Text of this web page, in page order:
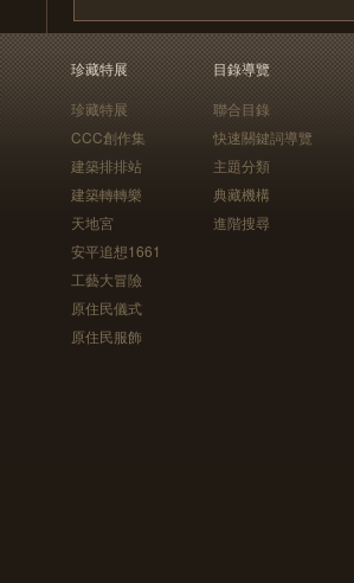
珍藏特展
珍藏特展
CCC創作集
建築排排站
建築轉轉樂
天地宮
安平追想1661
工藝大冒險
原住民儀式
原住民服飾
目錄導覽
聯合目錄
快速關鍵詞導覽
主題分類
典藏機構
進階搜尋